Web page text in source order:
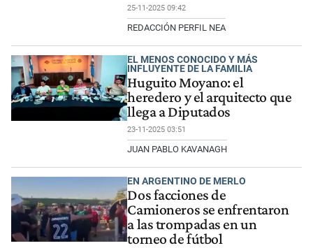
25-11-2025 09:42
REDACCIÓN PERFIL NEA
EL MENOS CONOCIDO Y MÁS
INFLUYENTE DE LA FAMILIA
Huguito Moyano: el
heredero y el arquitecto que
llega a Diputados
23-11-2025 03:51
JUAN PABLO KAVANAGH
EN ARGENTINO DE MERLO
Dos facciones de
Camioneros se enfrentaron
a las trompadas en un
torneo de fútbol